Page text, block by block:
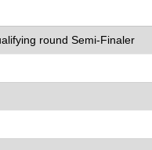
round Semi-Finaler